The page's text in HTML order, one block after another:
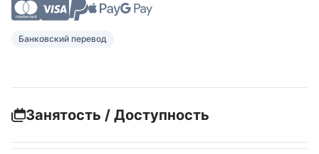
Банковский перевод
Занятость / Доступность